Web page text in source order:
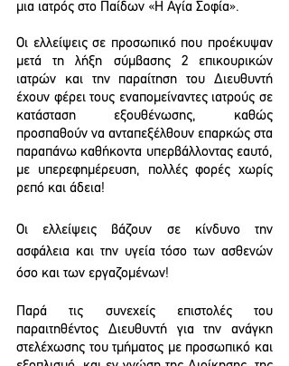
μια ιατρός στο Παίδων «Η Αγία Σοφία».
Οι ελλείψεις σε προσωπικό που προέκυψαν
μετά τη λήξη σύμβασης 2 επικουρικών
ιατρών και την παραίτηση του Διευθυντή
έχουν φέρει τους εναπομείναντες ιατρούς σε
κατάσταση εξουθένωσης, καθώς
προσπαθούν να ανταπεξέλθουν επαρκώς στα
παραπάνω καθήκοντα υπερβάλλοντας εαυτό,
με υπερεφημέρευση, πολλές φορές χωρίς
ρεπό και άδεια!
Οι ελλείψεις βάζουν σε κίνδυνο την
ασφάλεια και την υγεία τόσο των ασθενών
όσο και των εργαζομένων!
Παρά τις συνεχείς επιστολές του
παραιτηθέντος Διευθυντή για την ανάγκη
στελέχωσης του τμήματος με προσωπικό και